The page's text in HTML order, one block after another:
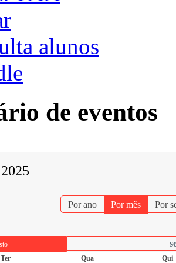
de eventos
2025
Por ano Por mês Por
Ter Qua
Qui